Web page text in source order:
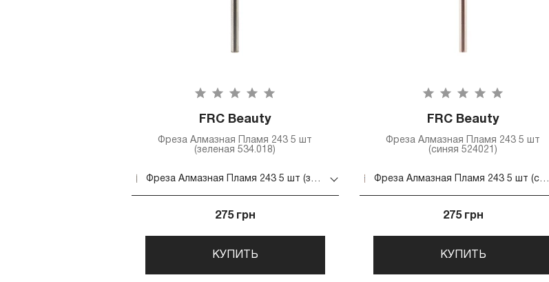
FRC Beauty
Фреза Алмазная Пламя 243 5 шт
(зеленая 534.018)
Фреза Алмазная Пламя 243 5 шт (зеленая 534.018)
275 грн
КУПИТЬ
FRC Beauty
Фреза Алмазная Пламя 243 5 шт
(синяя 524021)
Фреза Алмазная Пламя 243 5 шт (синяя 524021)
275 грн
КУПИТЬ